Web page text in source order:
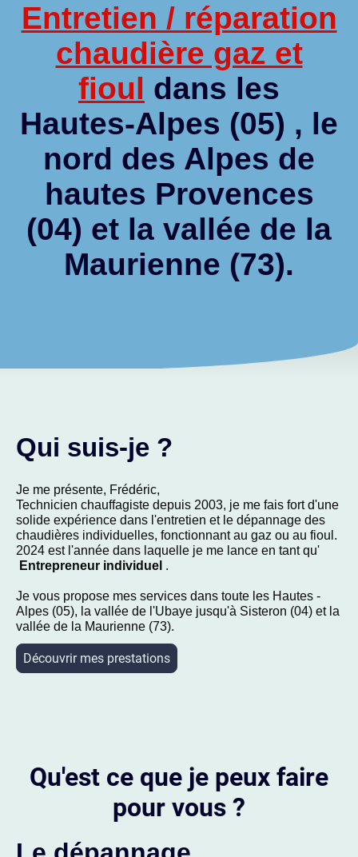
Entretien / réparation
chaudière gaz et
fioul dans les
Hautes-Alpes (05) , le
nord des Alpes de
hautes Provences
(04) et la vallée de la
Maurienne (73).
Qui suis-je ?
Je me présente, Frédéric,
Technicien chauffagiste depuis 2003, je me fais fort d'une
solide expérience dans l'entretien et le dépannage des
chaudières individuelles, fonctionnant au gaz ou au fioul.
2024 est l'année dans laquelle je me lance en tant qu'
Entrepreneur individuel .
Je vous propose mes services dans toute les Hautes -
Alpes (05), la vallée de l'Ubaye jusqu'à Sisteron (04) et la
vallée de la Maurienne (73).
Découvrir mes prestations
Qu'est ce que je peux faire
pour vous ?